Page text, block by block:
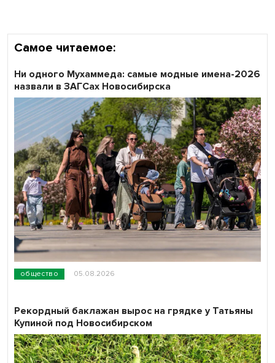
Самое читаемое:
общество 05.08.2026
Ни одного Мухаммеда: самые модные имена-2026
назвали в ЗАГСах Новосибирска
Рекордный баклажан вырос на грядке у Татьяны
Купиной под Новосибирском